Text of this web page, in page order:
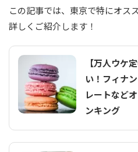
この記事では、東京で特にオス
詳しくご紹介します！
【万人ウケ
い！フィナ
レートなど
ンキング